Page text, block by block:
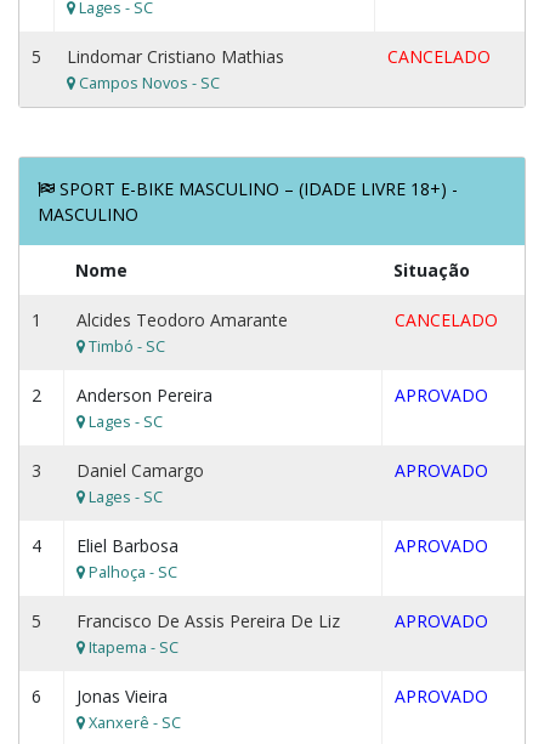
Lages - SC
5 Lindomar Cristiano Mathias
Campos Novos - SC
CANCELADO
SPORT E-BIKE MASCULINO – (IDADE LIVRE 18+) -
MASCULINO
Nome Situação
1 Alcides Teodoro Amarante
Timbó - SC
CANCELADO
2 Anderson Pereira
Lages - SC
APROVADO
3 Daniel Camargo
Lages - SC
APROVADO
4 Eliel Barbosa
Palhoça - SC
APROVADO
5 Francisco De Assis Pereira De Liz
Itapema - SC
APROVADO
6 Jonas Vieira
Xanxerê - SC
APROVADO